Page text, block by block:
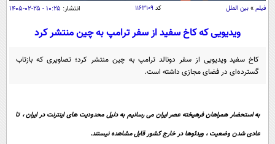
اقتصاد
اقتصادی
جامعه
یک برش دانایی
محیط زیست
بین الملل
علم و دانش
فناوری و It
قرآن
فیلم » بین الملل کد ۱۱۶۳۱۰۹ انتشار: ۱۰:۲۵ - ۲۵-۰۲-۱۴۰۵
ویدیویی که کاخ سفید از سفر ترامپ به چین منتشر کرد
کاخ سفید ویدیویی از سفر دونالد ترامپ به چین منتشر کرد؛ تصاویری که بازتاب
گسترده‌ای در فضای مجازی داشته است.
به استحضار همراهان فرهیخته عصر ایران می رسانیم به دلیل محدودیت های اینترنت در ایران ، تا
عادی شدن وضعیت ، ویدئوها در خارج کشور قابل مشاهده نیستند.